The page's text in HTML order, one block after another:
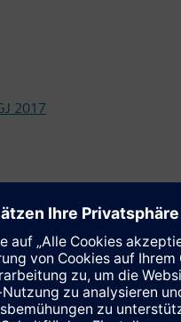
2017
Helmrich